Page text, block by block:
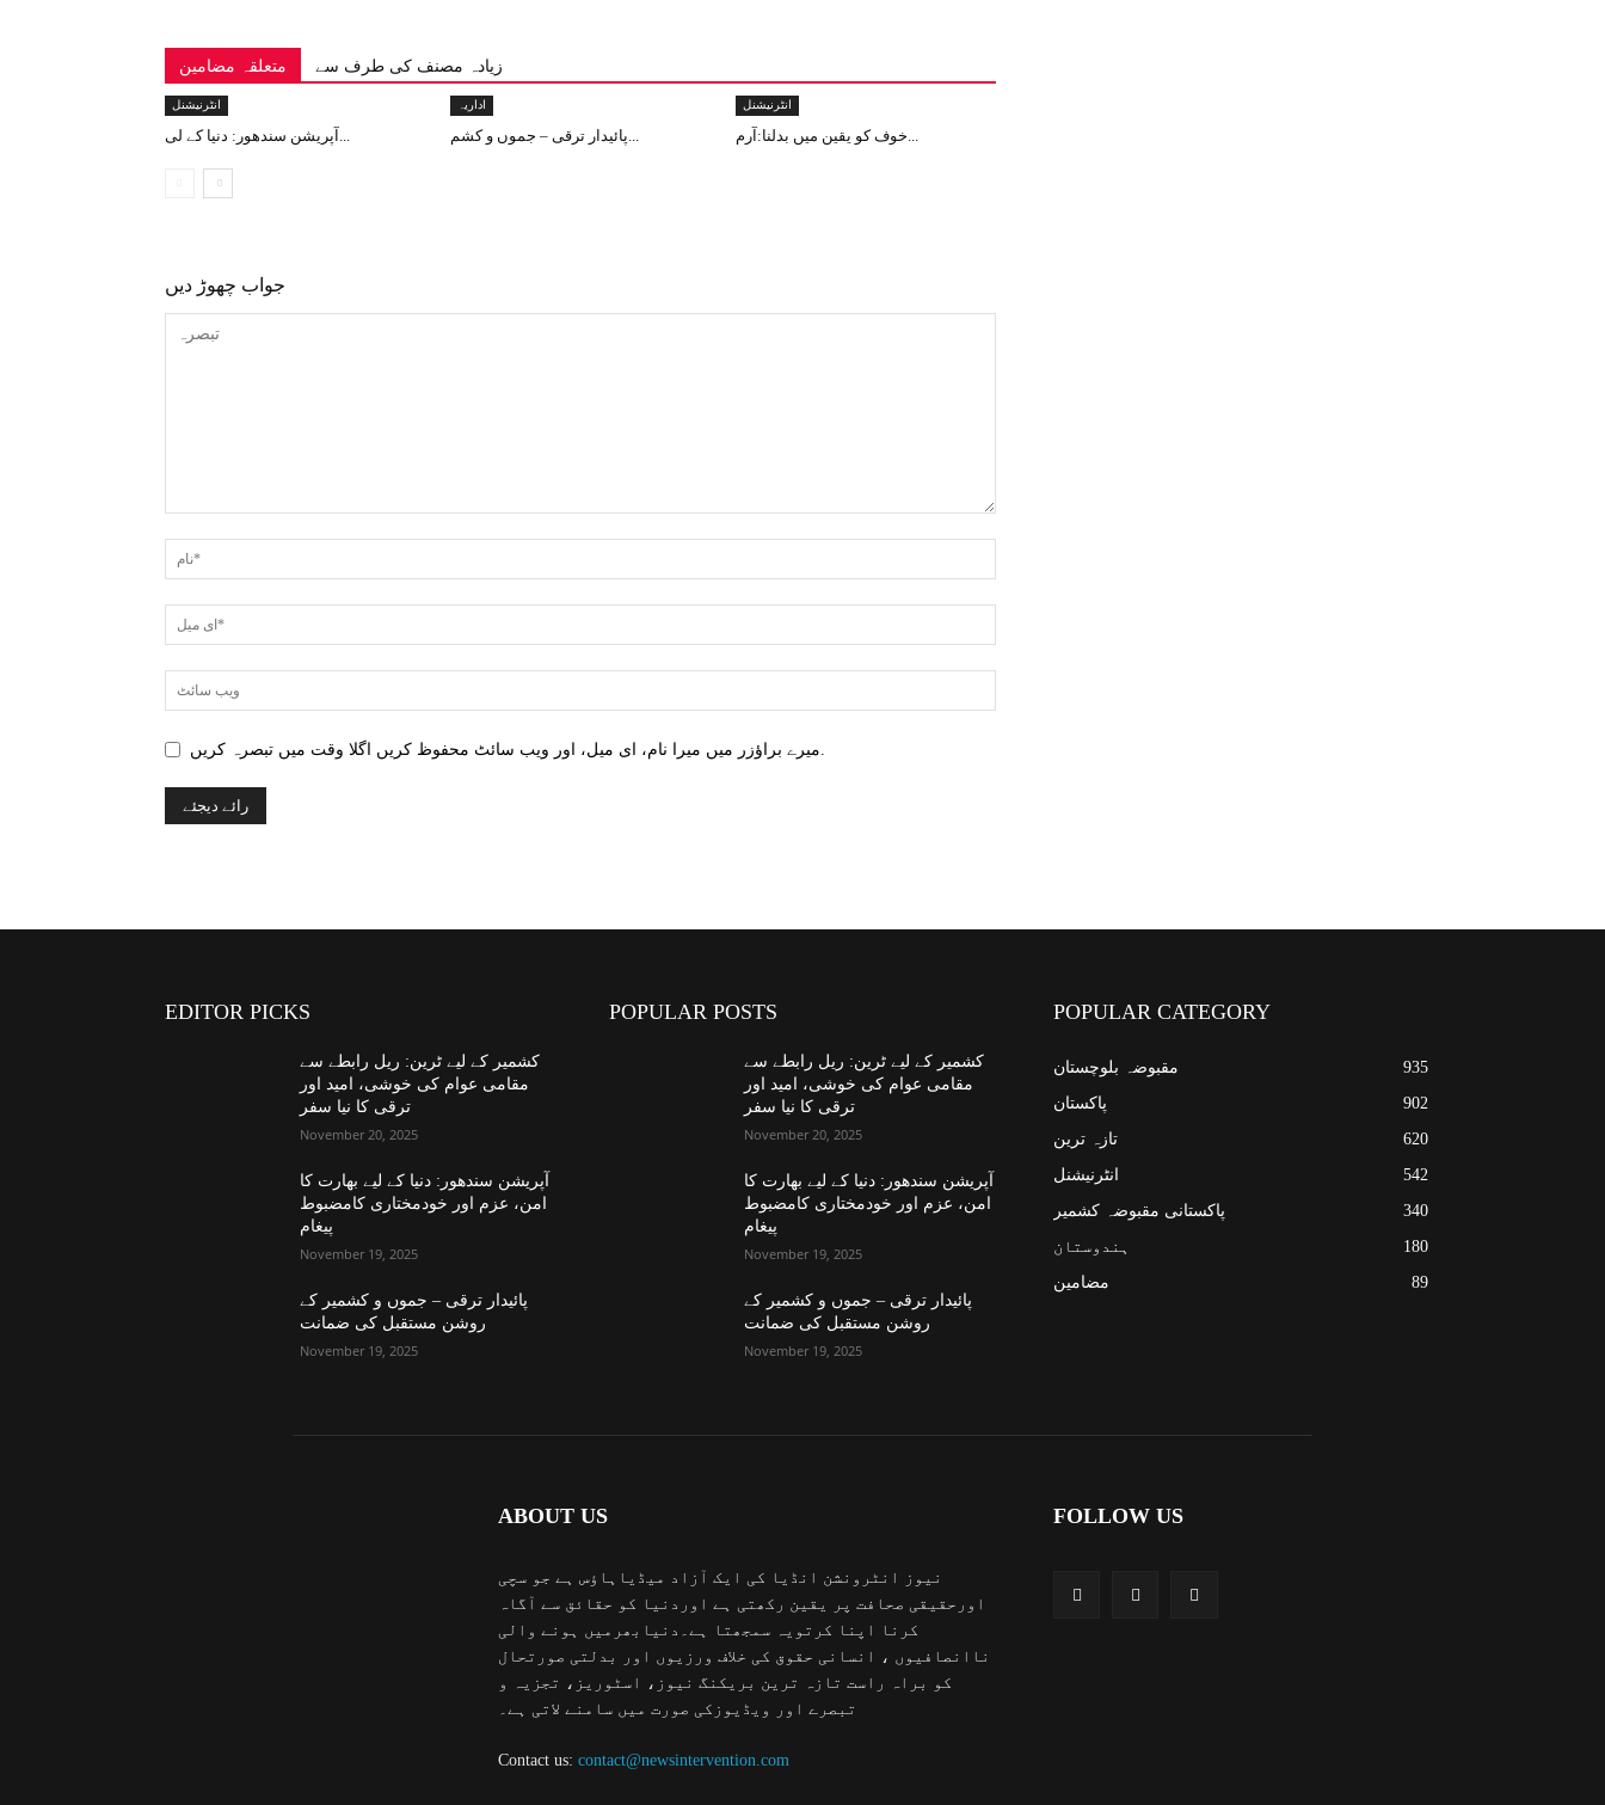
متعلقہ مضامین زیادہ مصنف کی طرف سے
انٹرنیشنل
آپریشن سندھور: دنیا کے لی...
اداریہ
پائیدار ترقی – جموں و کشم...
انٹرنیشنل
خوف کو یقین میں بدلنا:آرم...
جواب چھوڑ دیں
میرے براؤزر میں میرا نام، ای میل، اور ویب سائٹ محفوظ کریں اگلا وقت میں تبصرہ کریں.
EDITOR PICKS
کشمیر کے لیے ٹرین: ریل رابطے سے
مقامی عوام کی خوشی، امید اور
ترقی کا نیا سفر
November 20, 2025
آپریشن سندھور: دنیا کے لیے بھارت کا
امن، عزم اور خودمختاری کامضبوط
پیغام
November 19, 2025
پائیدار ترقی – جموں و کشمیر کے
روشن مستقبل کی ضمانت
November 19, 2025
POPULAR POSTS
کشمیر کے لیے ٹرین: ریل رابطے سے
مقامی عوام کی خوشی، امید اور
ترقی کا نیا سفر
November 20, 2025
آپریشن سندھور: دنیا کے لیے بھارت کا
امن، عزم اور خودمختاری کامضبوط
پیغام
November 19, 2025
پائیدار ترقی – جموں و کشمیر کے
روشن مستقبل کی ضمانت
November 19, 2025
POPULAR CATEGORY
مقبوضہ بلوچستان
935
پاکستان
902
تازہ ترین
620
انٹرنیشنل
542
پاکستانی مقبوضہ کشمیر
340
ہندوستان
180
مضامین
89
ABOUT US
نیوز انٹرونشن انڈیا کی ایک آزاد میڈیاہاؤس ہے جو سچی
اورحقیقی صحافت پر یقین رکھتی ہے اوردنیا کو حقائق سے آگاہ
کرنا اپنا کرتویہ سمجھتا ہے۔دنیابھرمیں ہونے والی
ناانصافیوں ، انسانی حقوق کی خلاف ورزیوں اور بدلتی صورتحال
کو براہ راست تازہ ترین بریکنگ نیوز، اسٹوریز، تجزیہ و
تبصرے اور ویڈیوزکی صورت میں سامنے لاتی ہے۔
Contact us: contact@newsintervention.com
FOLLOW US